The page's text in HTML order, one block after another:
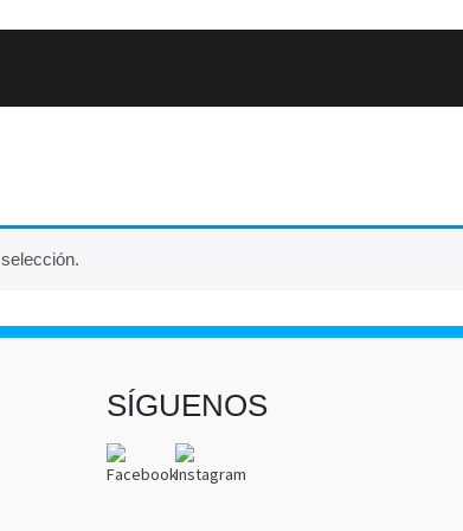
SÍGUENOS